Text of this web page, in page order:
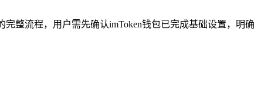
整流程，用户需先确认imToken钱包已完成基础设置，明